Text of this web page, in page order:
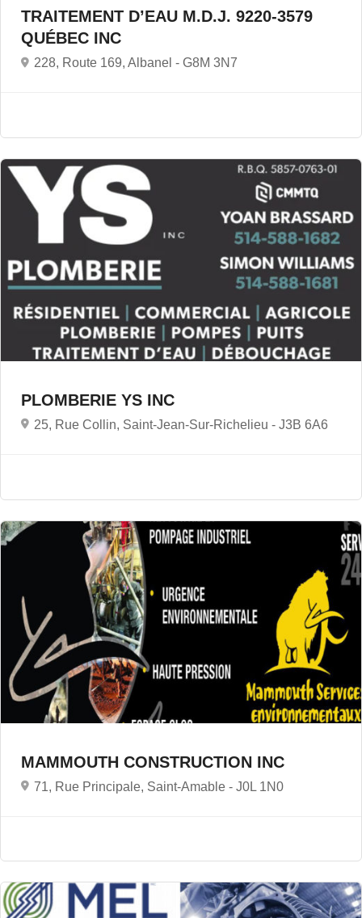
TRAITEMENT D’EAU M.D.J. 9220-3579
QUÉBEC INC
228, Route 169, Albanel - G8M 3N7
PLOMBERIE YS INC
25, Rue Collin, Saint-Jean-Sur-Richelieu - J3B 6A6
MAMMOUTH CONSTRUCTION INC
71, Rue Principale, Saint-Amable - J0L 1N0